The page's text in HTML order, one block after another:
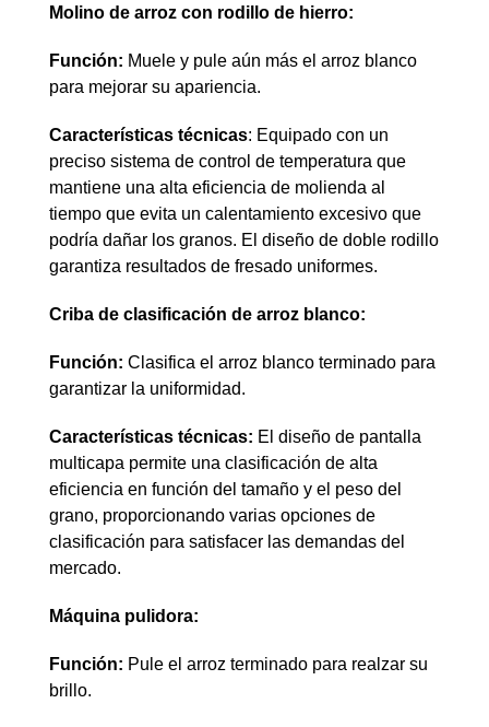
Molino de arroz con rodillo de hierro:
Función: Muele y pule aún más el arroz blanco
para mejorar su apariencia.
Características técnicas: Equipado con un
preciso sistema de control de temperatura que
mantiene una alta eficiencia de molienda al
tiempo que evita un calentamiento excesivo que
podría dañar los granos. El diseño de doble rodillo
garantiza resultados de fresado uniformes.
Criba de clasificación de arroz blanco:
Función: Clasifica el arroz blanco terminado para
garantizar la uniformidad.
Características técnicas: El diseño de pantalla
multicapa permite una clasificación de alta
eficiencia en función del tamaño y el peso del
grano, proporcionando varias opciones de
clasificación para satisfacer las demandas del
mercado.
Máquina pulidora:
Función: Pule el arroz terminado para realzar su
brillo.